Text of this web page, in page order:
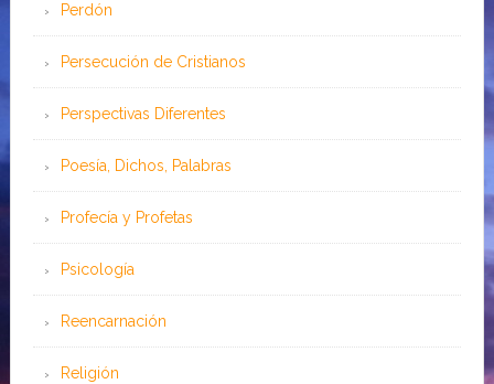
Perdón
Persecución de Cristianos
Perspectivas Diferentes
Poesía, Dichos, Palabras
Profecía y Profetas
Psicología
Reencarnación
Religión